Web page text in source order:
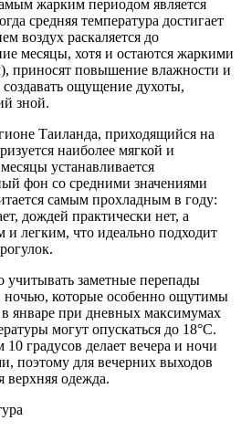
жарким периодом является
средняя температура достигает
воздух раскаляется до
месяцы, хотя и остаются жаркими
приносят повышение влажности и
ощущение духоты,
зной.
Таиланда, приходящийся на
наиболее мягкой и
устанавливается
фон со средними значениями
самым прохладным в году:
дождей практически нет, а
и легким, что идеально подходит
заметные перепады
ночью, которые особенно ощутимы
январе при дневных максимумах
могут опускаться до 18°C.
10 градусов делает вечера и ночи
поэтому для вечерних выходов
верхняя одежда.